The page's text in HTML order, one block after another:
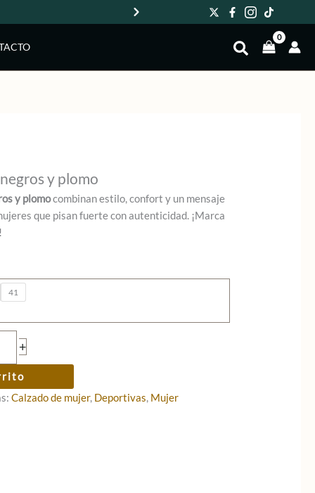
y plomo
y plomocombinan estilo, confort y un mensaje
que pisan fuerte con autenticidad. ¡Marca
41
+
Calzado de mujer, Deportivas, Mujer